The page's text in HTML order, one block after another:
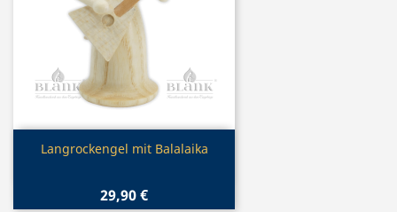
Vorschau
Langrockengel mit Balalaika
29,90 €